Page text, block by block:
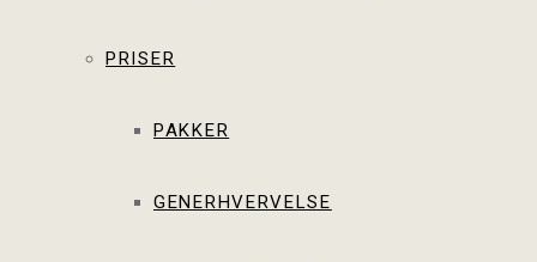
PRISER
PAKKER
GENERHVERVELSE